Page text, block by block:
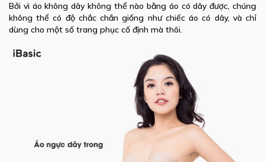
Bởi vì áo không dây không thể nào bằng áo có dây được, chúng
không thể có độ chắc chắn giống như chiếc áo có dây, và chỉ
dùng cho một số trang phục cố định mà thôi.